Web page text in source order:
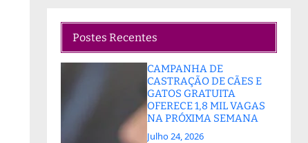
Postes Recentes
CAMPANHA DE
CASTRAÇÃO DE CÃES E
GATOS GRATUITA
OFERECE 1,8 MIL VAGAS
NA PRÓXIMA SEMANA
Julho 24, 2026